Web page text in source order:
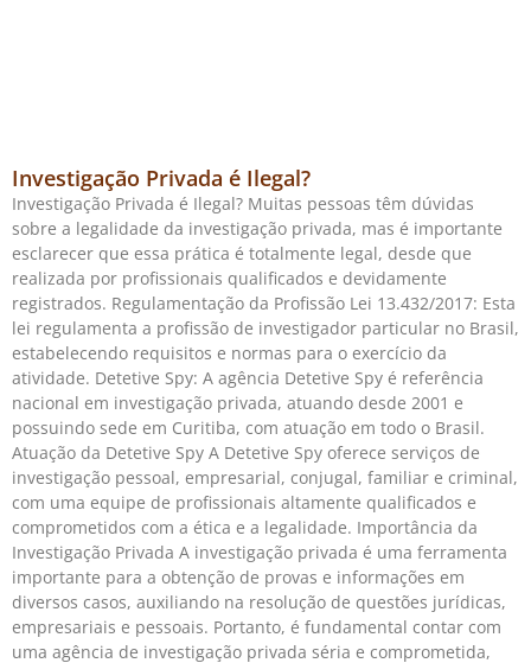
Investigação Privada é Ilegal?
Investigação Privada é Ilegal? Muitas pessoas têm dúvidas
sobre a legalidade da investigação privada, mas é importante
esclarecer que essa prática é totalmente legal, desde que
realizada por profissionais qualificados e devidamente
registrados. Regulamentação da Profissão Lei 13.432/2017: Esta
lei regulamenta a profissão de investigador particular no Brasil,
estabelecendo requisitos e normas para o exercício da
atividade. Detetive Spy: A agência Detetive Spy é referência
nacional em investigação privada, atuando desde 2001 e
possuindo sede em Curitiba, com atuação em todo o Brasil.
Atuação da Detetive Spy A Detetive Spy oferece serviços de
investigação pessoal, empresarial, conjugal, familiar e criminal,
com uma equipe de profissionais altamente qualificados e
comprometidos com a ética e a legalidade. Importância da
Investigação Privada A investigação privada é uma ferramenta
importante para a obtenção de provas e informações em
diversos casos, auxiliando na resolução de questões jurídicas,
empresariais e pessoais. Portanto, é fundamental contar com
uma agência de investigação privada séria e comprometida,